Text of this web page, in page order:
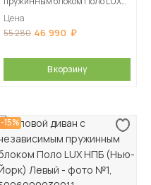
Цена
55 280 46 990
В корзину
-15%